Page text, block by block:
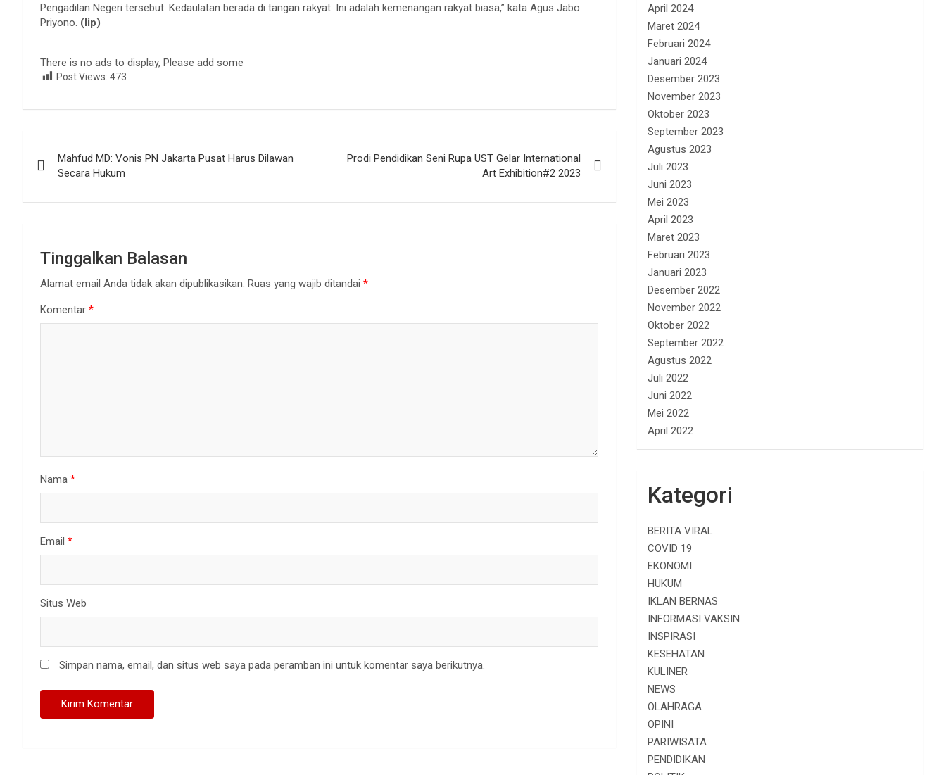
Pengadilan Negeri tersebut. Kedaulatan berada di tangan rakyat. Ini adalah kemenangan rakyat biasa,” kata Agus Jabo
Priyono. (lip)
There is no ads to display, Please add some
Post Views: 473
pos
Mahfud MD: Vonis PN Jakarta Pusat Harus Dilawan
Secara Hukum
Prodi Pendidikan Seni Rupa UST Gelar International
Art Exhibition#2 2023
Tinggalkan Balasan
Alamat email Anda tidak akan dipublikasikan. Ruas yang wajib ditandai *
Komentar *
Nama *
Email *
Situs Web
Simpan nama, email, dan situs web saya pada peramban ini untuk komentar saya berikutnya.
April 2024
Maret 2024
Februari 2024
Januari 2024
Desember 2023
November 2023
Oktober 2023
September 2023
Agustus 2023
Juli 2023
Juni 2023
Mei 2023
April 2023
Maret 2023
Februari 2023
Januari 2023
Desember 2022
November 2022
Oktober 2022
September 2022
Agustus 2022
Juli 2022
Juni 2022
Mei 2022
April 2022
Kategori
BERITA VIRAL
COVID 19
EKONOMI
HUKUM
IKLAN BERNAS
INFORMASI VAKSIN
INSPIRASI
KESEHATAN
KULINER
NEWS
OLAHRAGA
OPINI
PARIWISATA
PENDIDIKAN